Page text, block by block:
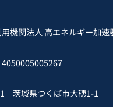
機関法人 高エネルギー加速
茨城県つくば市大穂1-1